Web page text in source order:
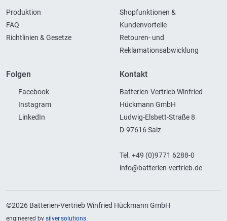
Produktion
FAQ
Richtlinien & Gesetze
Shopfunktionen &
Kundenvorteile
Retouren- und
Reklamationsabwicklung
Folgen
Facebook
Instagram
LinkedIn
Kontakt
Batterien-Vertrieb Winfried
Hückmann GmbH
Ludwig-Elsbett-Straße 8
D-97616 Salz
Tel. +49 (0)9771 6288-0
info@batterien-vertrieb.de
©2026 Batterien-Vertrieb Winfried Hückmann GmbH
engineered by silver.solutions